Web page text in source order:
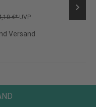
€*UVP
Versand